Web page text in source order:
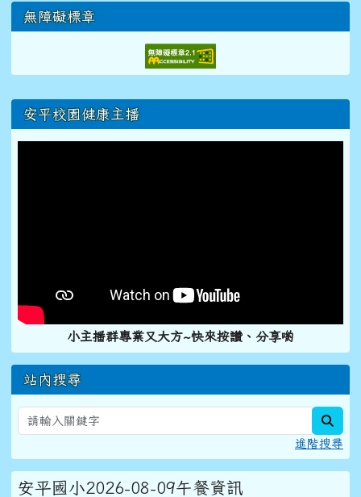
無障礙標章
右邊區域內容
安平校園健康主播
小主播群專業又大方~快來按讚、分享喲
站內搜尋
進階搜尋
安平國小2026-08-09午餐資訊